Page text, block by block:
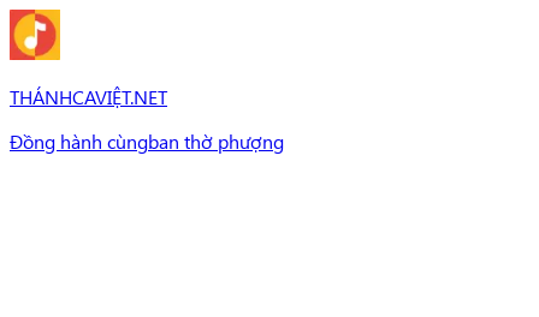
THÁNHCAVIỆT.NET
Đồng hành cùngban thờ phượng